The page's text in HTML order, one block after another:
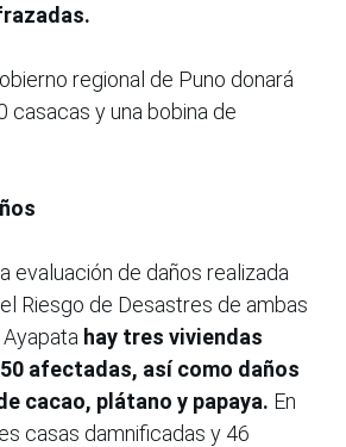
regional de Puno donará
casacas y una bobina de
evaluación de daños realizada
Riesgo de Desastres de ambas
hay tres viviendas
afectadas, así como daños
cacao, plátano y papaya. En
casas damnificadas y 46